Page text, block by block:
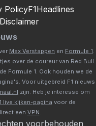
PolicyF1Headlines
Max Verstappen en Formule 1.
over de coureur van Red Bull
Formule 1. Ook houden we de
Voor uitgebreid F1 nieuws
zijn. Heb je interesse om
live kijken-pagina voor de
een VPN.
voorbehouden